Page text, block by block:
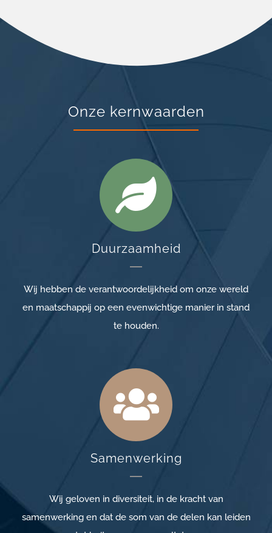
Onze kernwaarden
Duurzaamheid
Wij hebben de verantwoordelijkheid om onze wereld
en maatschappij op een evenwichtige manier in stand
te houden.
Samenwerking
Wij geloven in diversiteit, in de kracht van
samenwerking en dat de som van de delen kan leiden